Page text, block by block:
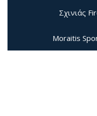
Σχινιάς
Moraitis